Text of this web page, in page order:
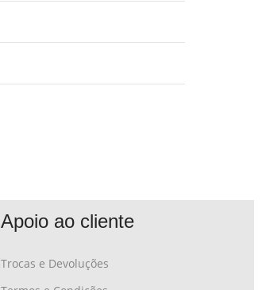
Apoio ao cliente
Trocas e Devoluções